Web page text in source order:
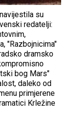
su
redatelji:
"Razbojnicima"
dramsko
bog Mars"
daleko od
primjerene
Krležine